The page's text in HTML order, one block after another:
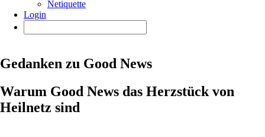
Netiquette
Login
Gedanken zu Good News
Warum Good News das Herzstück von
Heilnetz sind